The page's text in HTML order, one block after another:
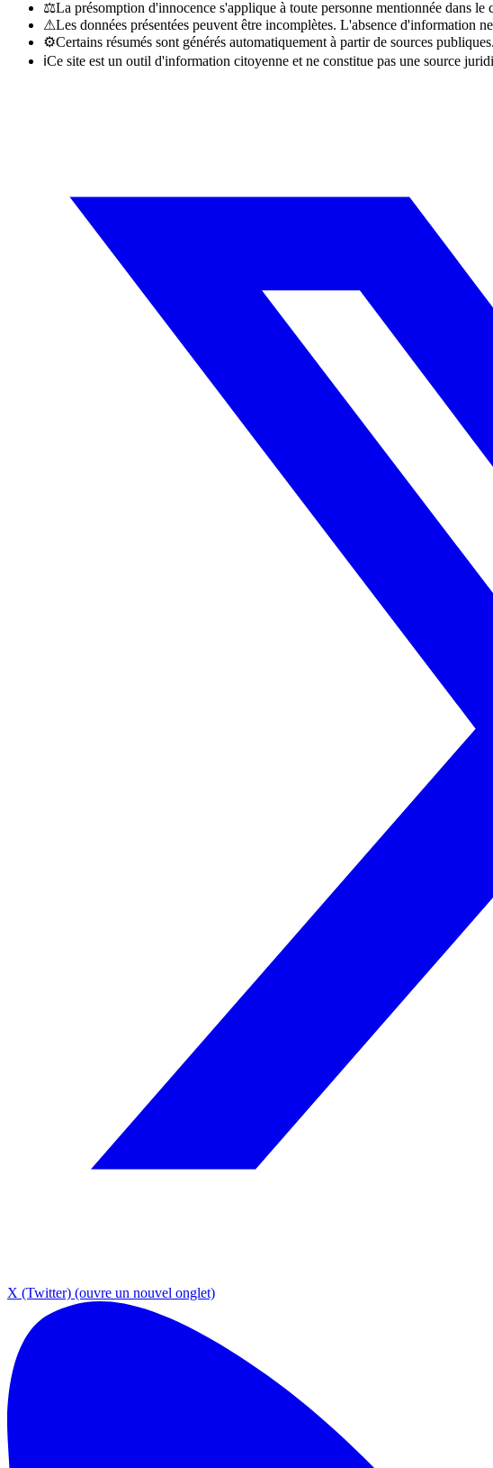
⚖La présomption d'innocence s'applique à toute personne mentionnée dans
⚠Les données présentées peuvent être incomplètes. L'absence d'information
⚙Certains résumés sont générés automatiquement à partir de sources publiques.
ℹCe site est un outil d'information citoyenne et ne constitue pas une source
X (Twitter) (ouvre un nouvel onglet)